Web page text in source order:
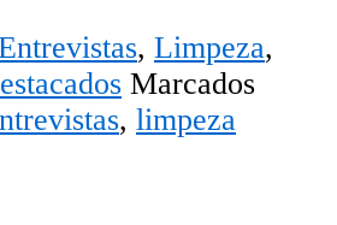
, Limpeza,
Marcados
, limpeza